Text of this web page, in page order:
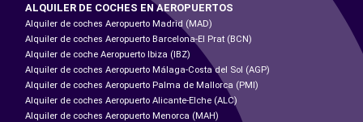
ALQUILER DE COCHES EN AEROPUERTOS
Alquiler de coches Aeropuerto Madrid (MAD)
Alquiler de coches Aeropuerto Barcelona-El Prat (BCN)
Alquiler de coche Aeropuerto Ibiza (IBZ)
Alquiler de coches Aeropuerto Málaga-Costa del Sol (AGP)
Alquiler de coches Aeropuerto Palma de Mallorca (PMI)
Alquiler de coches Aeropuerto Alicante-Elche (ALC)
Alquiler de coches Aeropuerto Menorca (MAH)